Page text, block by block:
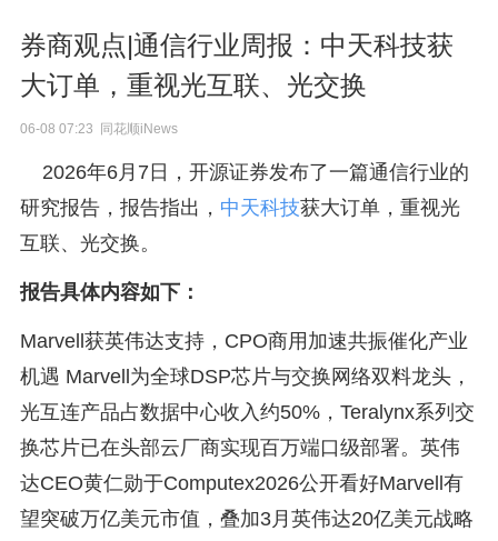
券商观点|通信行业周报：中天科技获
大订单，重视光互联、光交换
06-08 07:23 同花顺iNews
2026年6月7日，开源证券发布了一篇通信行业的
研究报告，报告指出， 中天科技获大订单，重视光
互联、光交换。
报告具体内容如下：
Marvell获英伟达支持，CPO商用加速共振催化产业
机遇 Marvell为全球DSP芯片与交换网络双料龙头，
光互连产品占数据中心收入约50%，Teralynx系列交
换芯片已在头部云厂商实现百万端口级部署。英伟
达CEO黄仁勋于Computex2026公开看好Marvell有
望突破万亿美元市值，叠加3月英伟达20亿美元战略